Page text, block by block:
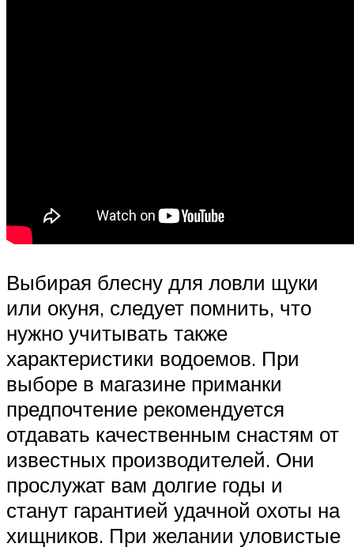
Выбирая блесну для ловли щуки
или окуня, следует помнить, что
нужно учитывать также
характеристики водоемов. При
выборе в магазине приманки
предпочтение рекомендуется
отдавать качественным снастям от
известных производителей. Они
прослужат вам долгие годы и
станут гарантией удачной охоты на
хищников. При желании уловистые